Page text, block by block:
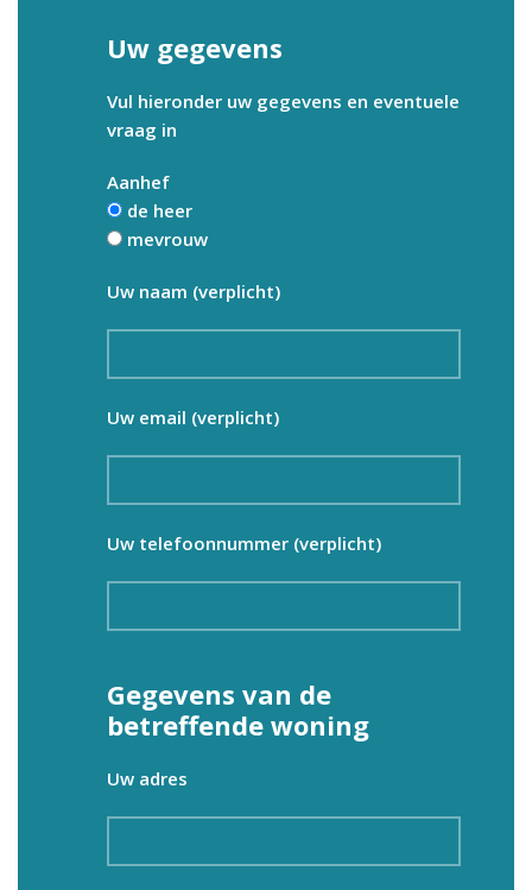
Uw gegevens
Vul hieronder uw gegevens en eventuele
vraag in
Aanhef
de heer
mevrouw
Uw naam (verplicht)
Uw email (verplicht)
Uw telefoonnummer (verplicht)
Gegevens van de
betreffende woning
Uw adres